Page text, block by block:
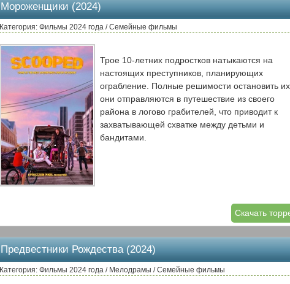
Мороженщики (2024)
Категория: Фильмы 2024 года / Семейные фильмы
Трое 10-летних подростков натыкаются на
настоящих преступников, планирующих
ограбление. Полные решимости остановить их,
они отправляются в путешествие из своего
района в логово грабителей, что приводит к
захватывающей схватке между детьми и
бандитами.
Скачать
Предвестники Рождества (2024)
Категория: Фильмы 2024 года / Мелодрамы / Семейные фильмы